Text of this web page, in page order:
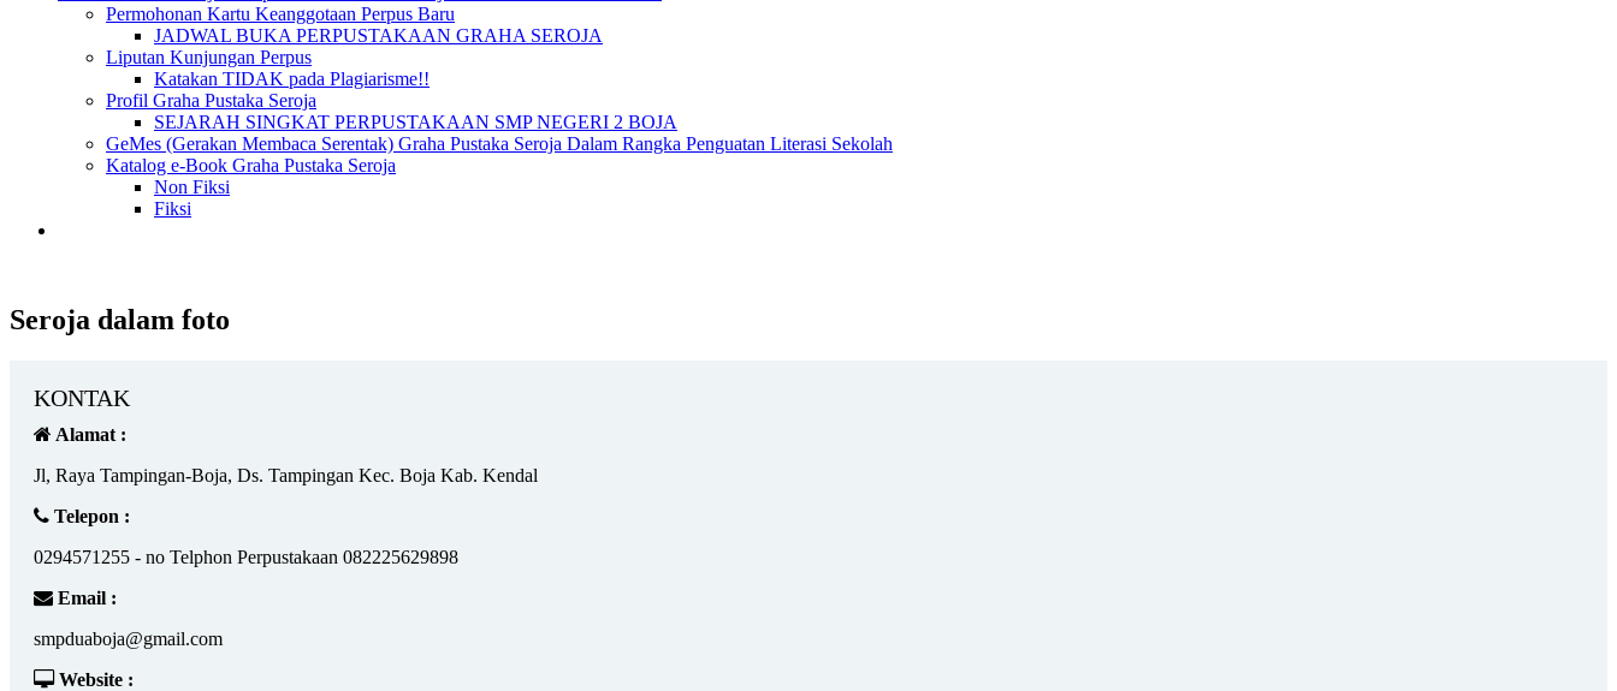
Permohonan Kartu Keanggotaan Perpus Baru
JADWAL BUKA PERPUSTAKAAN GRAHA SEROJA
Liputan Kunjungan Perpus
Katakan TIDAK pada Plagiarisme!!
Profil Graha Pustaka Seroja
SEJARAH SINGKAT PERPUSTAKAAN SMP NEGERI 2 BOJA
GeMes (Gerakan Membaca Serentak) Graha Pustaka Seroja Dalam Rangka Penguatan Literasi Sekolah
Katalog e-Book Graha Pustaka Seroja
Non Fiksi
Fiksi
Seroja dalam foto
KONTAK
Alamat :
Jl, Raya Tampingan-Boja, Ds. Tampingan Kec. Boja Kab. Kendal
Telepon :
0294571255 - no Telphon Perpustakaan 082225629898
Email :
smpduaboja@gmail.com
Website :